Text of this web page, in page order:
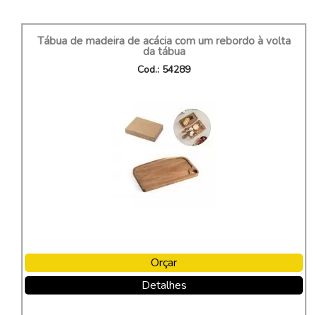
Tábua de madeira de acácia com um rebordo à volta
da tábua
Cod.: 54289
Orçar
Detalhes